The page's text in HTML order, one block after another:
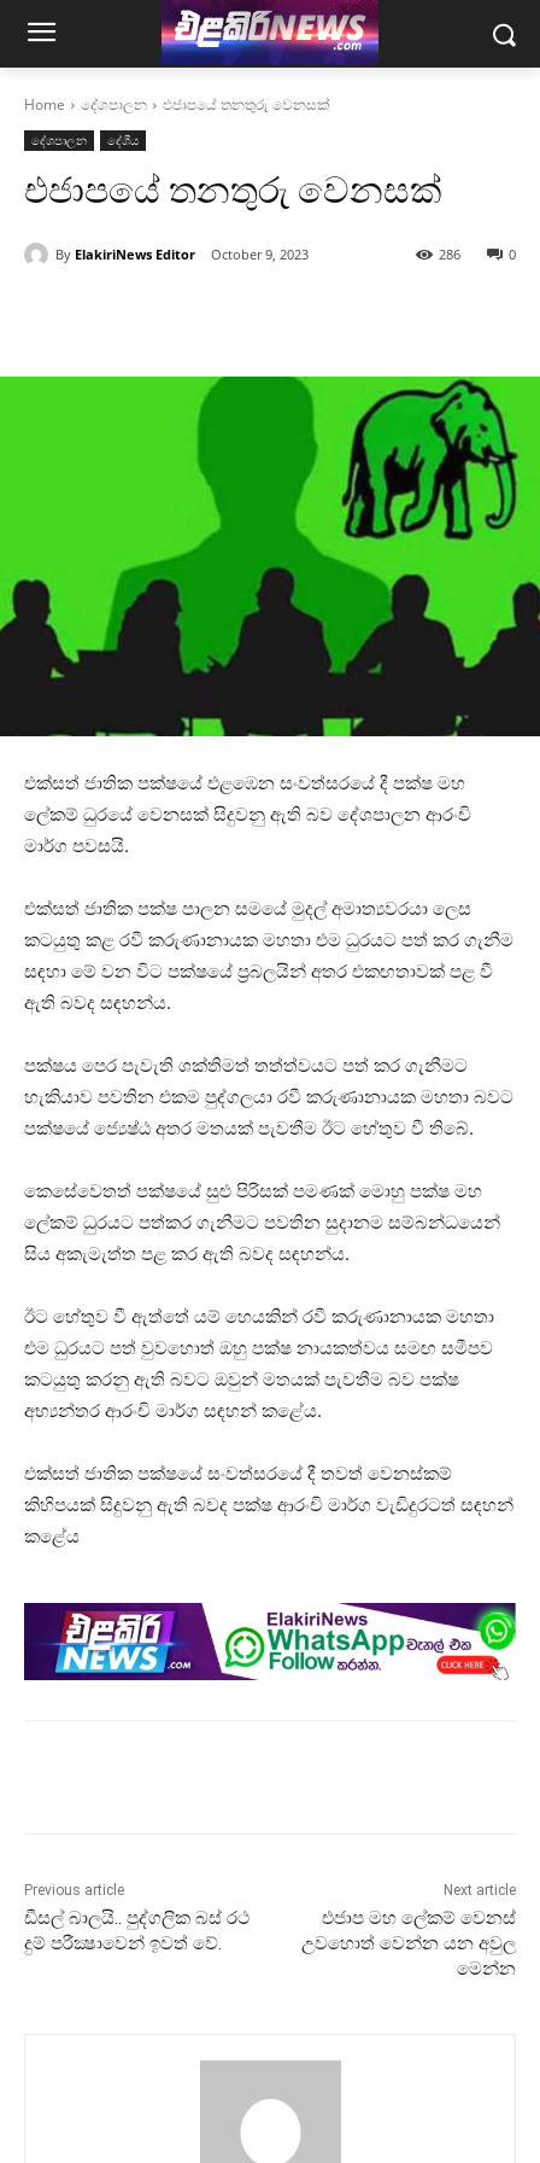
Home දේශපාලන එජාපයේ තනතුරු වෙනසක්
දේශපාලන දේශීය
එජාපයේ තනතුරු වෙනසක්
By ElakiriNews Editor October 9, 2023 0
286
එක්සත් ජාතික පක්ෂයේ එළඹෙන සංවත්සරයේ දී පක්ෂ මහ
ලේකම් ධුරයේ වෙනසක් සිදුවනු ඇති බව දේශපාලන ආරංචි
මාර්ග පවසයි.
එක්සත් ජාතික පක්ෂ පාලන සමයේ මුදල් අමාත්‍යවරයා ලෙස
කටයුතු කළ රවී කරුණානායක මහතා එම ධුරයට පත් කර ගැනීම
සඳහා මේ වන විට පක්ෂයේ ප්‍රබලයින් අතර එකඟතාවක් පළ වී
ඇති බවද සඳහන්ය.
පක්ෂය පෙර පැවැති ශක්තිමත් තත්ත්වයට පත් කර ගැනීමට
හැකියාව පවතින එකම පුද්ගලයා රවී කරුණානායක මහතා බවට
පක්ෂයේ ජ්‍යෙෂ්ඨ අතර මතයක් පැවතීම ඊට හේතුව වී තිබේ.
කෙසේවෙතත් පක්ෂයේ සුළු පිරිසක් පමණක් මොහු පක්ෂ මහ
ලේකම් ධුරයට පත්කර ගැනීමට පවතින සුදානම සම්බන්ධයෙන්
සිය අකැමැත්ත පළ කර ඇති බවද සඳහන්ය.
ඊට හේතුව වී ඇත්තේ යම් හෙයකින් රවී කරුණානායක මහතා
එම ධුරයට පත් වුවහොත් ඔහු පක්ෂ නායකත්වය සමඟ සමීපව
කටයුතු කරනු ඇති බවට ඔවුන් මතයක් පැවතීම බව පක්ෂ
අභ්‍යන්තර ආරංචි මාර්ග සඳහන් කළේ‍ය.
එක්සත් ජාතික පක්ෂයේ සංවත්සරයේ දී තවත් වෙනස්කම්
කිහිපයක් සිදුවනු ඇති බවද පක්ෂ ආරංචි මාර්ග වැඩිදුරටත් සඳහන්
කළේය
Previous article
ඩීසල් බාලයි.. පුද්ගලික බස් රථ
දුම් පරීක්‍ෂාවෙන් ඉවත් වේ.
Next article
එජාප මහ ලේකම් වෙනස්
උවහොත් වෙන්න යන අවුල
මෙන්න